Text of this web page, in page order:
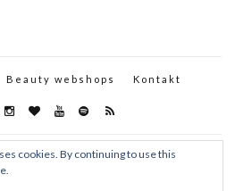
Beauty webshops Kontakt
cookies. By continuing to use this